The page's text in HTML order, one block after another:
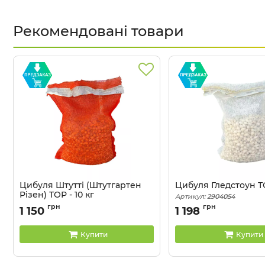
Рекомендовані товари
Цибуля Штутті (Штутгартен
Різен) ТОР - 10 кг
Артикул: 29040516
1 150 грн
Купити
Цибуля Гледстоун
Артикул: 2904054
1 198 грн
Купити